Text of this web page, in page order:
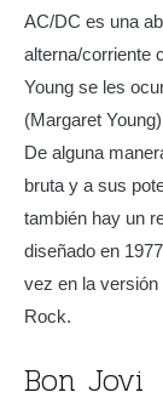
AC/DC es una
alterna/corriente
Young se les
(Margaret
De alguna
bruta y a sus
también hay un
diseñado en
vez en la versión
Rock.
Bon Jovi